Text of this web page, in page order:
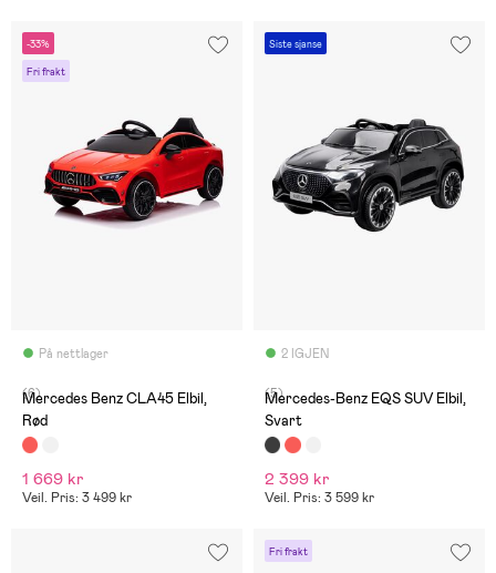
-33%
Fri frakt
På nettlager
(6)
Mercedes Benz CLA45 Elbil,
Rød
1 669 kr
Veil. Pris: 3 499 kr
Siste sjanse
2 IGJEN
(5)
Mercedes-Benz EQS SUV Elbil,
Svart
2 399 kr
Veil. Pris: 3 599 kr
Fri frakt